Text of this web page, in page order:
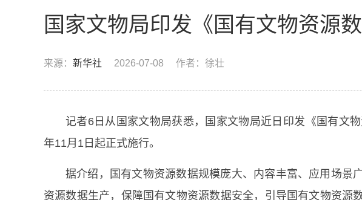
国家文物局印发《国有文物资源
来源： 新华社 2026-07-08 作者：徐壮
记者6日从国家文物局获悉，国家文物局近日印发《国有文
年11月1日起正式施行。
据介绍，国有文物资源数据规模庞大、内容丰富、应用场景
资源数据生产，保障国有文物资源数据安全，引导国有文物资源